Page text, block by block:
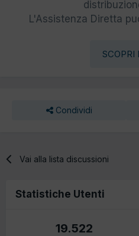
L'Assistenza Diretta
SCOPRI
Condividi
Vai alla lista discussioni
Statistiche Utenti
19.522